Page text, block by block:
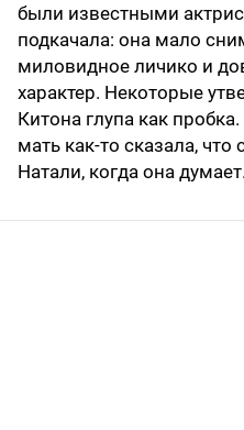
были известными
подкачала: она мало
миловидное личико и
характер. Некоторые
Китона глупа как
мать как-то сказала,
Натали, когда она думает.